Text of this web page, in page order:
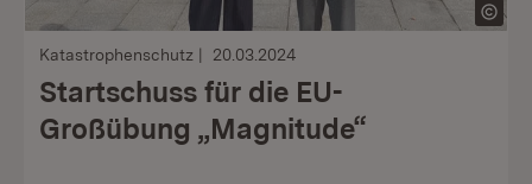
Katastrophenschutz 20.03.2024
Startschuss für die EU-
Großübung „Magnitude“